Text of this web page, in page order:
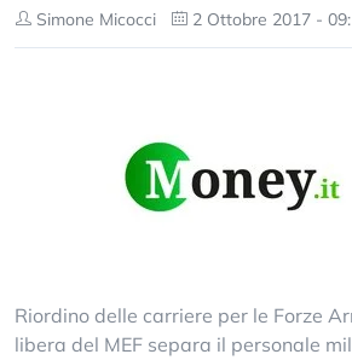
Simone Micocci 2 Ottobre 2017 -
Riordino delle carriere per le Forze
libera del MEF separa il personale